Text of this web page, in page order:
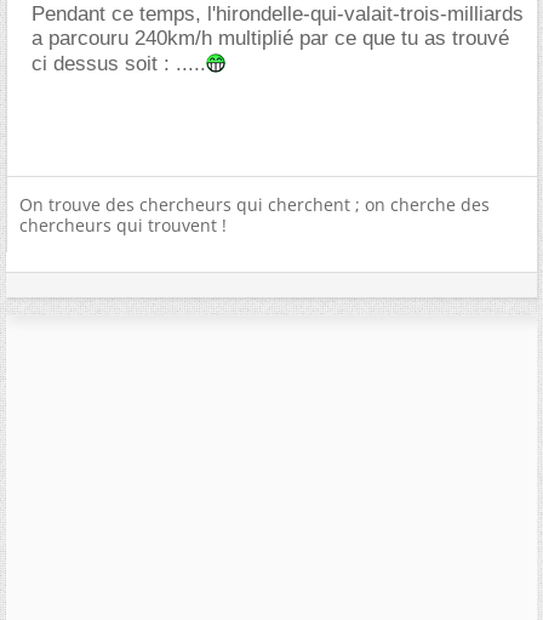
Pendant ce temps, l'hirondelle-qui-valait-trois-milliards
a parcouru 240km/h multiplié par ce que tu as trouvé
ci dessus soit : .....
On trouve des chercheurs qui cherchent ; on cherche des
chercheurs qui trouvent !